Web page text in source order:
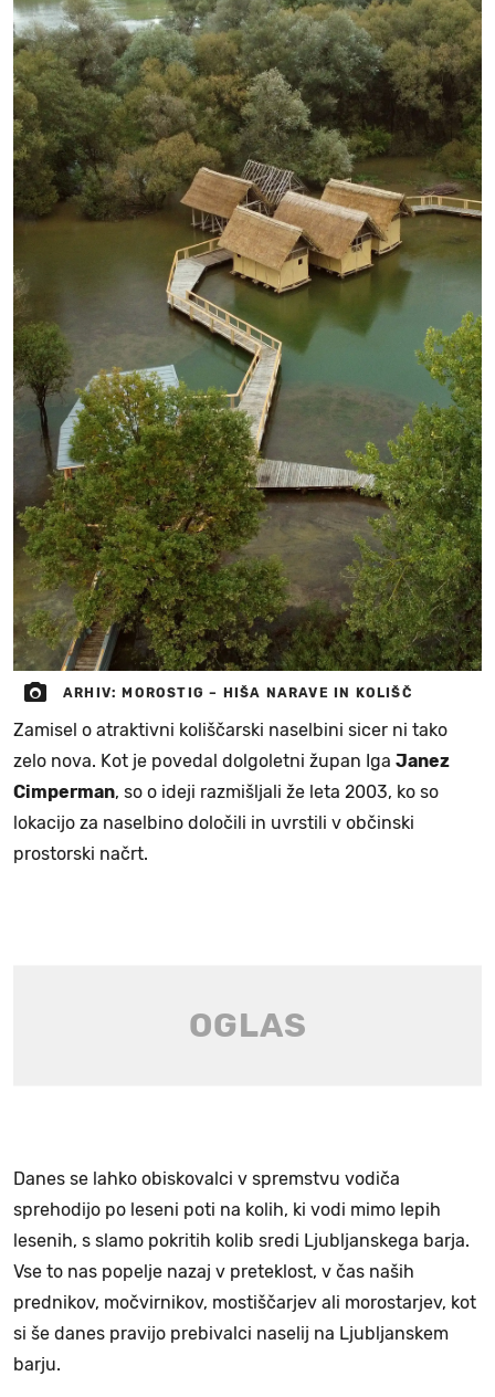
ARHIV: MOROSTIG – HIŠA NARAVE IN KOLIŠČ
Zamisel o atraktivni koliščarski naselbini sicer ni tako
zelo nova. Kot je povedal dolgoletni župan Iga Janez
Cimperman, so o ideji razmišljali že leta 2003, ko so
lokacijo za naselbino določili in uvrstili v občinski
prostorski načrt.
Danes se lahko obiskovalci v spremstvu vodiča
sprehodijo po leseni poti na kolih, ki vodi mimo lepih
lesenih, s slamo pokritih kolib sredi Ljubljanskega barja.
Vse to nas popelje nazaj v preteklost, v čas naših
prednikov, močvirnikov, mostiščarjev ali morostarjev, kot
si še danes pravijo prebivalci naselij na Ljubljanskem
barju.